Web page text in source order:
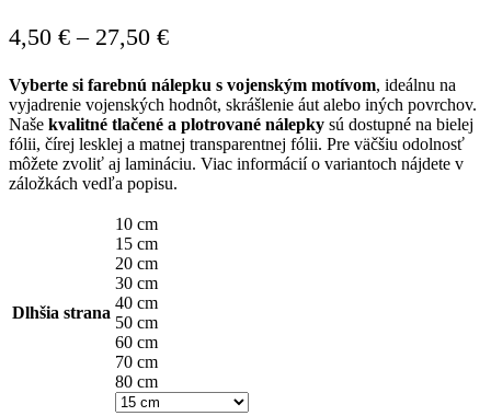
4,50 € – 27,50 €Price
4,50 €
through
27,50 €
Vyberte si farebnú nálepku s vojenským motívom, ideálnu na
vyjadrenie vojenských hodnôt, skrášlenie áut alebo iných povrchov.
Naše kvalitné tlačené a plotrované nálepky sú dostupné na bielej
fólii, čírej lesklej a matnej transparentnej fólii. Pre väčšiu odolnosť
môžete zvoliť aj lamináciu. Viac informácií o variantoch nájdete v
záložkách vedľa popisu.
Dlhšia strana
10 cm
15 cm
20 cm
30 cm
40 cm
50 cm
60 cm
70 cm
80 cm